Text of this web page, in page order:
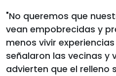
"No queremos que
vean empobrecidas y
menos vivir
señalaron las vecinas y
advierten que el relleno